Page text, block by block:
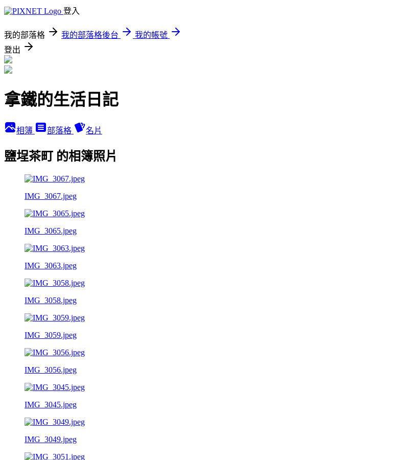
登入
我的部落格 我的部落格後台
我的帳號
登出
拿鐵的生活日記
相簿 部落格 名片
鹽埕茶町 的相簿照片
IMG_3067.jpeg
IMG_3065.jpeg
IMG_3063.jpeg
IMG_3058.jpeg
IMG_3059.jpeg
IMG_3056.jpeg
IMG_3045.jpeg
IMG_3049.jpeg